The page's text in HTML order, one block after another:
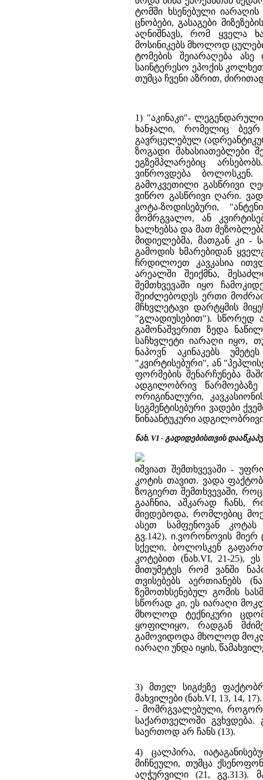
ტომში ხსენებული
ცნობები, გასაგები
აღნიშნავს, რომ ყველა
მოსინიკებს მხოლოდ
ტომების შეიარაღება
საინტერესო ეპოქის
თუმცა ჩვენი აზრით,
1) "აკინაკი"-
ხანჯალი, რომელიც
გავრცელებულ
ზოგადი მახასიათებლები
ეგზემპლარებიც
ვიწროვდება ბოლოსკენ.
გამოკვეთილი გასწრივი
ვიწრო გასწრივი ღარი.
კოტა-ზოდისებური,
მომრგვალო, ან
ხალხებსა და მათ
მიდიელებმა, მათგან კი -
გამოდის ხმარებიდან
ჩრდილოეთ კავკასია
არეალში შეიქმნა,
შემთხვევაში იყო
შეიძლებოდეს ერთი
მჩხვლეტავი დარტყმის
"გლადიუსებით"). სწორედ
გამონაშვერით ზედა
საჩხვლეტი იარაღი იყო,
ნაპოვნ აკინაკებს
"კვირტისებური", ან
ფორმების შენარჩუნება
ადგილობრივ
ორიგინალური,
სეგმენტისებური ვადები
წინაანტუკური
ნახ. VI - გადიდებისთვის
იშვიათ შემთხვევაში -
კოტის თავით. ვადა
ზოგიერთ შემთხვევაში,
გააჩნია, აშკარად ჩანს,
მიედებოდა, რომლებიც
ასეთ სამფენოვან
გვ.142). ი.ვორონოვის
სქელი, ბოლოსკენ
კოტებით (ნახ.VI, 21-25),
მითუმეტეს რომ ვანში
თვისებებს აერთიანებს
ზემოთხსენებულ გომის
სწორად კი, ეს იარაღი
მხოლოდ ტექნიკური
ყოფილიყო, რადგან
გამოვიდოდა მხოლოდ მოკლე
იარაღი უნდა იყის,
3) მთელ სიგძეზე
მახვილები (ნახ.VI, 13, 14,
- მომრგვალებული,
საქართველოში
საერთოდ არ ჩანს (13).
4) ცალპირა,
მიჩნეული, თუმცა
აღჭურვილი (21, გვ.313).